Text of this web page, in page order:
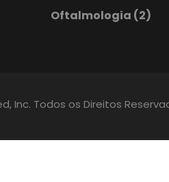
Oftalmologia (2)
Inc. Todos os Direitos